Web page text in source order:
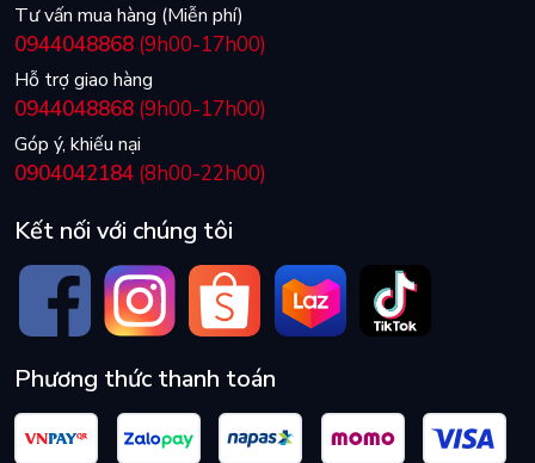
Tư vấn mua hàng (Miễn phí)
0944048868 (9h00-17h00)
Hỗ trợ giao hàng
0944048868 (9h00-17h00)
Góp ý, khiếu nại
0904042184 (8h00-22h00)
Kết nối với chúng tôi
Phương thức thanh toán